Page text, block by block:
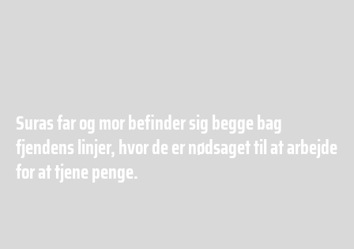
Suras far og mor befinder sig begge bag
fjendens linjer, hvor de er nødsaget til at arbejde
for at tjene penge.